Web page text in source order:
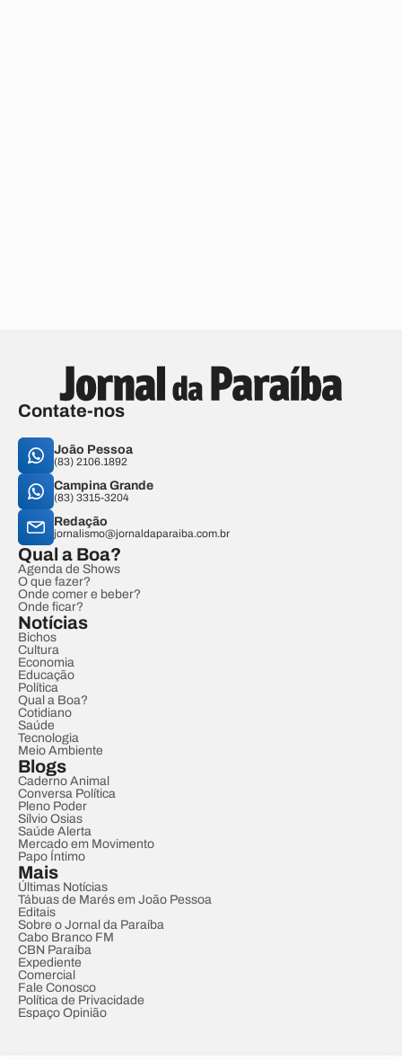
Contate-nos
João Pessoa
(83) 2106.1892
Campina Grande
(83) 3315-3204
Redação
jornalismo@jornaldaparaiba.com.br
Qual a Boa?
Agenda de Shows
O que fazer?
Onde comer e beber?
Onde ficar?
Notícias
Bichos
Cultura
Economia
Educação
Política
Qual a Boa?
Cotidiano
Saúde
Tecnologia
Meio Ambiente
Blogs
Caderno Animal
Conversa Política
Pleno Poder
Sílvio Osias
Saúde Alerta
Mercado em Movimento
Papo Íntimo
Mais
Últimas Notícias
Tábuas de Marés em João Pessoa
Editais
Sobre o Jornal da Paraíba
Cabo Branco FM
CBN Paraíba
Expediente
Comercial
Fale Conosco
Política de Privacidade
Espaço Opinião